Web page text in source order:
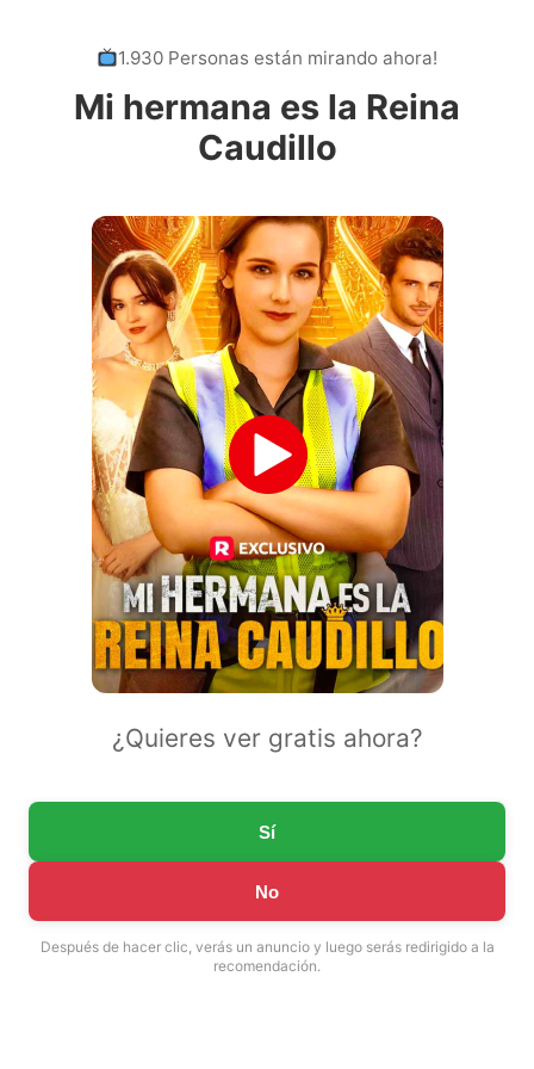
1.930 Personas están mirando ahora!
Mi hermana es la Reina
Caudillo
¿Quieres ver gratis ahora?
Sí
No
Después de hacer clic, verás un anuncio y luego serás redirigido a la
recomendación.